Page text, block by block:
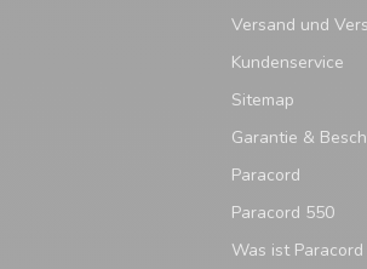
Versand und
Kundenservice
Sitemap
Garantie &
Paracord
Paracord 550
Was ist Paracord